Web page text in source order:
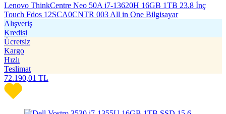
Lenovo ThinkCentre Neo 50A i7-13620H 16GB 1TB 23.8 İnç
Touch Fdos 12SCA0CNTR 003 All in One Bilgisayar
Alışveriş
Kredisi
Ücretsiz
Kargo
Hızlı
Teslimat
72.190,01 TL